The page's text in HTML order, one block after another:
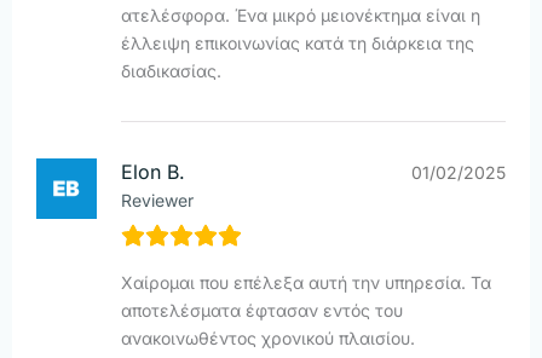
ατελέσφορα. Ένα μικρό μειονέκτημα είναι η
έλλειψη επικοινωνίας κατά τη διάρκεια της
διαδικασίας.
Elon B.
Reviewer
01/02/2025
Χαίρομαι που επέλεξα αυτή την υπηρεσία. Τα
αποτελέσματα έφτασαν εντός του
ανακοινωθέντος χρονικού πλαισίου.